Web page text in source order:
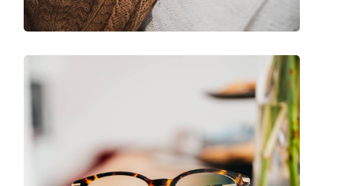
Marke:
Hugo Boss
Code:
1517 807 17 57